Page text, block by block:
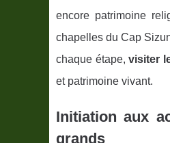
encore patrimoine
chapelles du Cap
chaque étape,visiter
et patrimoine vivant.
Initiation aux
grands